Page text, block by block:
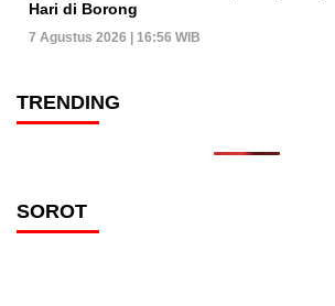
Hari di Borong
7 Agustus 2026 | 16:56 WIB
TRENDING
SOROT